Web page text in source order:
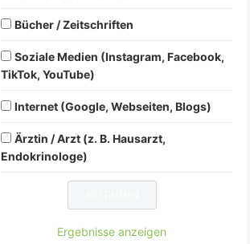
Bücher / Zeitschriften
Soziale Medien (Instagram, Facebook,
TikTok, YouTube)
Internet (Google, Webseiten, Blogs)
Ärztin / Arzt (z. B. Hausarzt,
Endokrinologe)
Ergebnisse anzeigen